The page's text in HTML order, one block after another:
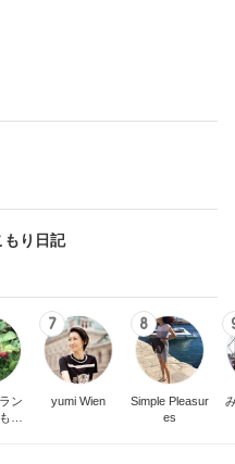
もり日記
ン
曇
7
yumi Wien
8
Simple Pleasur
es